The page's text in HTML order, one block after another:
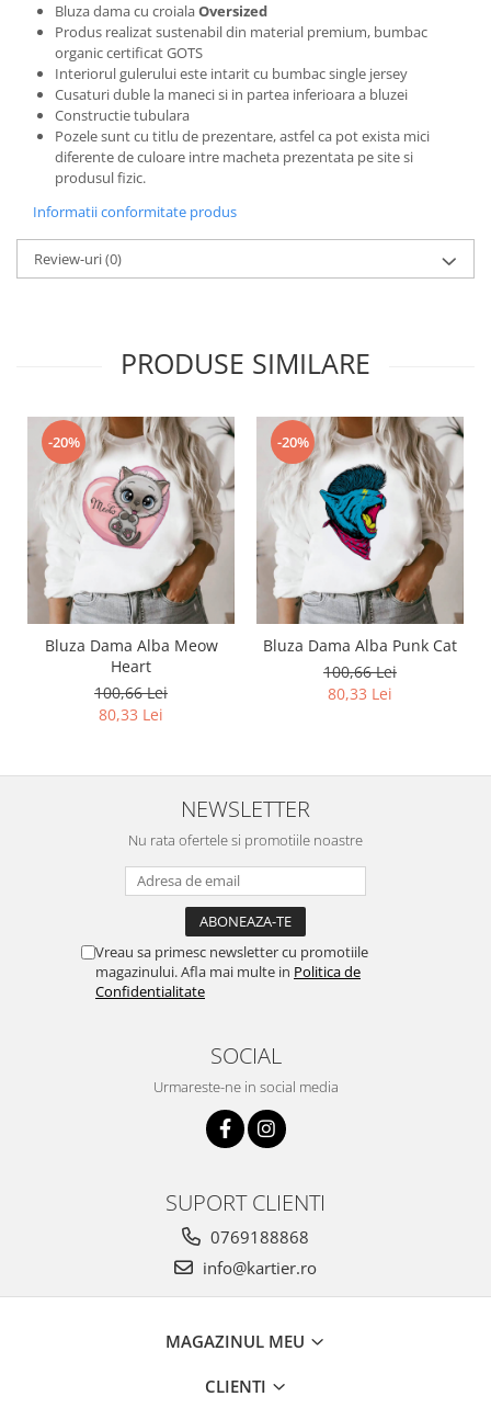
Body-uriBluza dama cu croialaOversized
Produs realizat sustenabil din material premium, bumbac
organic certificat GOTS
Interiorul gulerului este intarit cu bumbac single jersey
Cusaturi duble la maneci si in partea inferioara a bluzei
Constructie tubulara
Pozele sunt cu titlu de prezentare, astfel ca pot exista mici
diferente de culoare intre macheta prezentata pe site si
produsul fizic.
Informatii conformitate produs
Review-uri(0)
PRODUSE SIMILARE
-20%
Bluza Dama Alba Meow
Heart
100,66 Lei
80,33 Lei
-20%
Bluza Dama Alba Punk Cat
100,66 Lei
80,33 Lei
NEWSLETTER
Nu rata ofertele si promotiile noastre
Vreau sa primesc newsletter cu promotiile
magazinului. Afla mai multe in Politica de
Confidentialitate
SOCIAL
Urmareste-ne in social media
SUPORT CLIENTI
0769188868
info@kartier.ro
MAGAZINUL MEU
CLIENTI